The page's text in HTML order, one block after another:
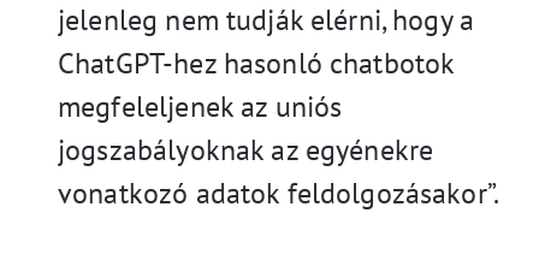
jelenleg nem tudják elérni, hogy a
ChatGPT-hez hasonló chatbotok
megfeleljenek az uniós
jogszabályoknak az egyénekre
vonatkozó adatok feldolgozásakor”.